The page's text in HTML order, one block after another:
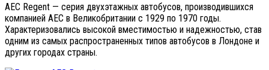
AEC Regent — серия двухэтажных автобусов, производившихся
компанией AEC в Великобритании с 1929 по 1970 годы.
Характеризовались высокой вместимостью и надежностью, став
одним из самых распространенных типов автобусов в Лондоне и
других городах страны.